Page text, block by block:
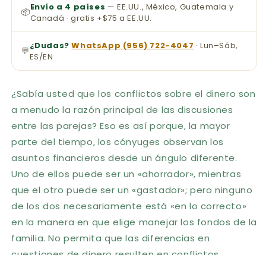
📦Envío a 4 países — EE.UU., México, Guatemala y
Canadá · gratis +$75 a EE.UU.
💬¿Dudas? WhatsApp (956) 722-4047 · Lun–Sáb,
ES/EN
¿Sabía usted que los conflictos sobre el dinero son
a menudo la razón principal de las discusiones
entre las parejas? Eso es así porque, la mayor
parte del tiempo, los cónyuges observan los
asuntos financieros desde un ángulo diferente.
Uno de ellos puede ser un «ahorrador», mientras
que el otro puede ser un «gastador»; pero ninguno
de los dos necesariamente está «en lo correcto»
en la manera en que elige manejar los fondos de la
familia. No permita que las diferencias en